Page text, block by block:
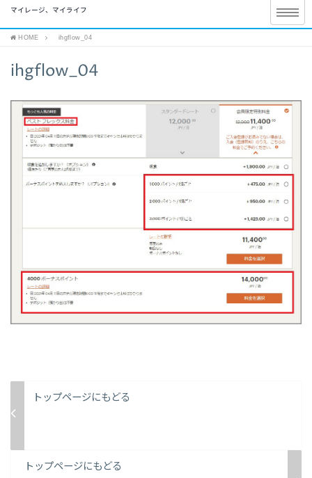
マイレージ、マイライフ
HOME ihgflow_04
ihgflow_04
トップページにもどる
トップページにもどる